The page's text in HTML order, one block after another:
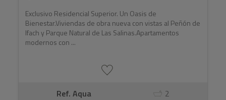
Exclusivo Residencial Superior. Un Oasis de
Bienestar.Viviendas de obra nueva con vistas al Peñón de
Ifach y Parque Natural de Las Salinas.Apartamentos
modernos con ...
Ref. Aqua 2